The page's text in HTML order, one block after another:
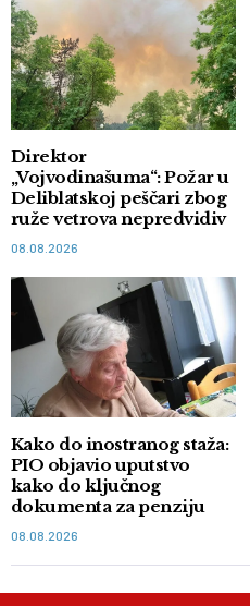
Direktor
„Vojvodinašuma“: Požar u
Deliblatskoj peščari zbog
ruže vetrova nepredvidiv
08.08.2026
Kako do inostranog staža:
PIO objavio uputstvo
kako do ključnog
dokumenta za penziju
08.08.2026